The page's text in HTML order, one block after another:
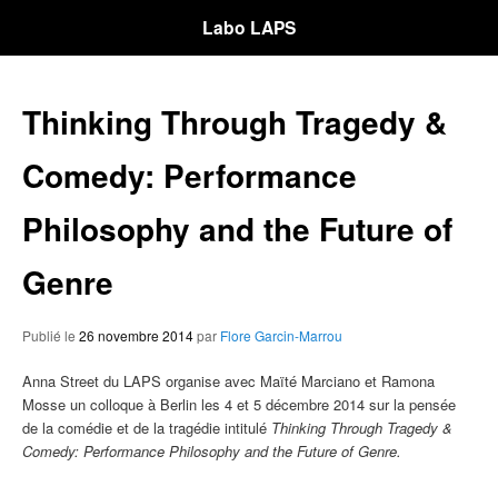
Labo LAPS
Thinking Through Tragedy &
Comedy: Performance
Philosophy and the Future of
Genre
Publié le 26 novembre 2014par Flore Garcin-Marrou
Anna Street du LAPS organise avec Maïté Marciano et Ramona
Mosse un colloque à Berlin les 4 et 5 décembre 2014 sur la pensée
de la comédie et de la tragédie intitulé Thinking Through Tragedy &
Comedy: Performance Philosophy and the Future of Genre.